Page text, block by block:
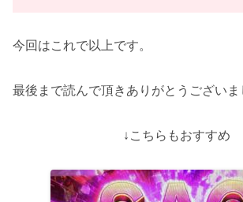
今回はこれで以上です。
最後まで読んで頂きありがとうございま
↓こちらもおすすめ